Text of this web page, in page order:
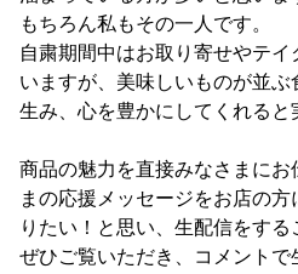
もちろん私もその一人です。
自粛期間中はお取り寄せやテ
いますが、美味しいものが並
生み、心を豊かにしてくれると
商品の魅力を直接みなさまにお
まの応援メッセージをお店の
りたい！と思い、生配信をする
ぜひご覧いただき、コメント